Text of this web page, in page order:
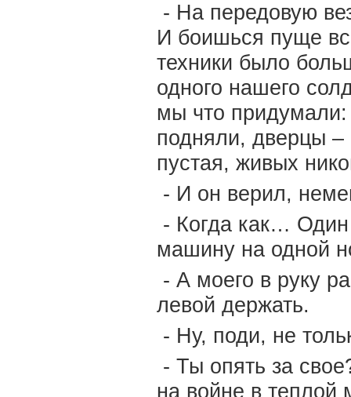
- На передовую
И боишься пуще
техники было
одного нашего
мы что придумали:
подняли, дверцы
пустая, живых
- И он верил,
- Когда как… Один
машину на одной
- А моего в руку
левой держать.
- Ну, поди, не
- Ты опять за
на войне в теплой